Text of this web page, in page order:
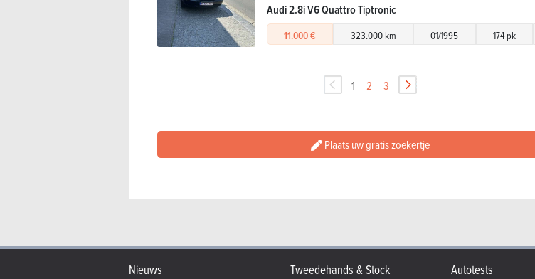
Audi 2.8i V6 Quattro Tiptronic
11.000 € 323.000 km 01/1995 174 pk
1 2 3
Plaats uw gratis zoekertje
Nieuws Tweedehands & Stock Autotests